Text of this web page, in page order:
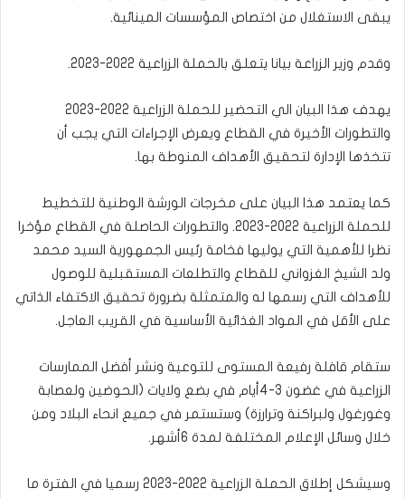
يبقى الاستغلال من اختصاص المؤسسات المينائية.
وقدم وزير الزراعة بيانا يتعلق بالحملة الزراعية 2022-2023.
يهدف هذا البيان الي التحضير للحملة الزراعية 2022-2023
والتطورات الأخيرة في القطاع ويعرض الإجراءات التي يجب أن
تتخذها الإدارة لتحقيق الأهداف المنوطة بها.
كما يعتمد هذا البيان على مخرجات الورشة الوطنية للتخطيط
للحملة الزراعية 2022-2023. والتطورات الحاصلة في القطاع مؤخرا
نظرا للأهمية التي يوليها فخامة رئيس الجمهورية السيد محمد
ولد الشيخ الغزواني للقطاع والتطلعات المستقبلية للوصول
للأهداف التي رسمها له والمتمثلة بضرورة تحقيق الاكتفاء الذاتي
على الأقل في المواد الغذائية الأساسية في القريب العاجل.
ستقام قافلة رفيعة المستوى للتوعية ونشر أفضل الممارسات
الزراعية في غضون 3-4أيام في بضع ولايات (الحوضين ولعصابة
وغورغول ولبراكنة وترارزة) وستستمر في جميع انحاء البلاد ومن
خلال وسائل الإعلام المختلفة لمدة 6أشهر.
وسيشكل إطلاق الحملة الزراعية 2022-2023 رسميا في الفترة ما